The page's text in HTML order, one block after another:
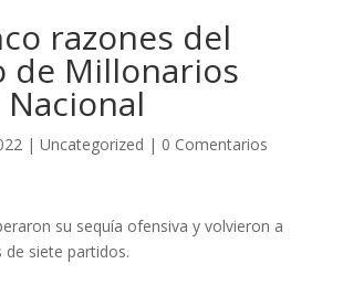
razones del
Millonarios
| Uncategorized | 0 Comentarios
su sequía ofensiva y volvieron a
de siete partidos.